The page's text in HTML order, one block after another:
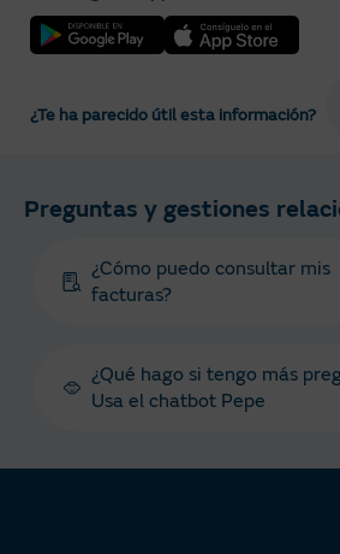
¿Te ha parecido útil esta información?
Preguntas y gestiones
¿Cómo puedo consultar mis
facturas?
¿Qué hago si tengo más
Usa el chatbot Pepe